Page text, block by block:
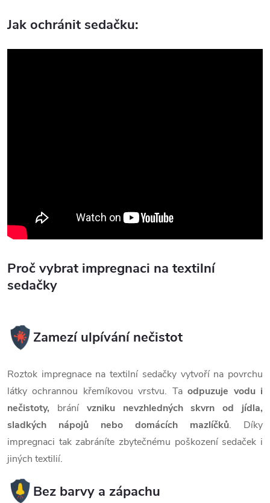
Jak ochránit sedačku:
Proč vybrat impregnaci na textilní
sedačky
Zamezí ulpívání nečistot
Roztok impregnace na textilní sedačky vytvoří na povrchu
látky ochrannou křemíkovou vrstvu. Taodpuzuje vodu i
nečistoty, brání vzniku nevzhledných skvrn od jídla,
sladkých nápojů nebo domácích mazlíčků. Díky
impregnaci tak zabráníte zbytečnému poškození sedaček i
jiných textilií.
Bez barvy a zápachu